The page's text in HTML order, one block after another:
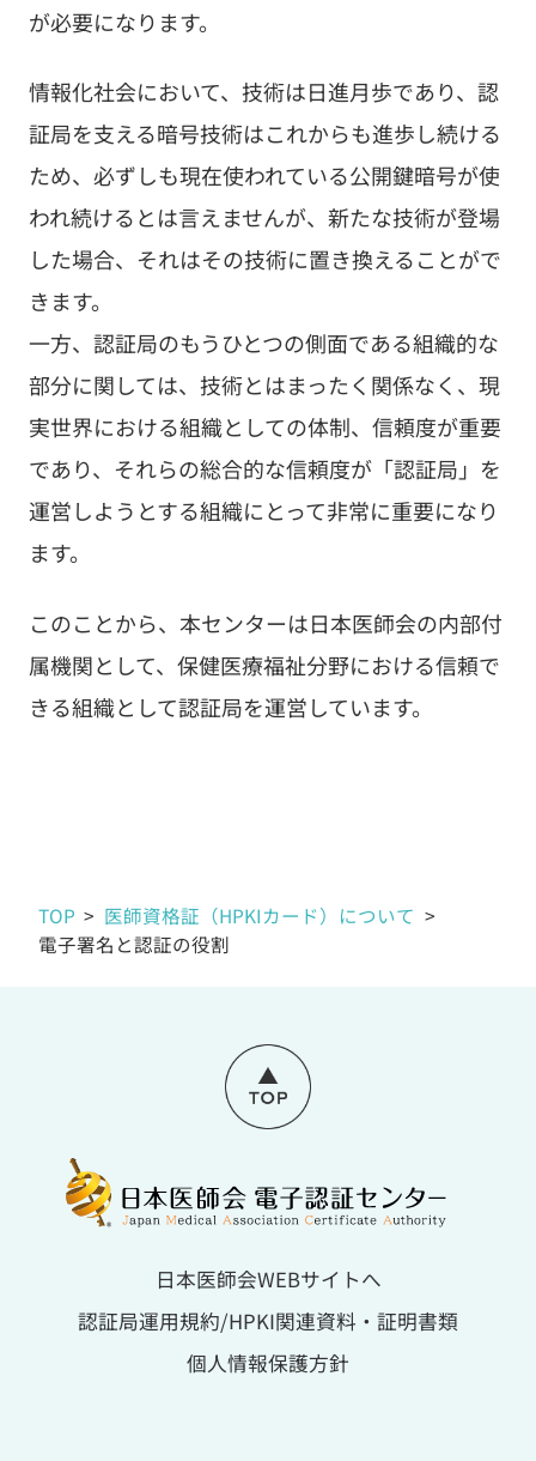
TOP > 医師資格証（HPKIカード）について >
電子署名と認証の役割
が必要になります。
情報化社会において、技術は日進月歩であり、認
証局を支える暗号技術はこれからも進歩し続ける
ため、必ずしも現在使われている公開鍵暗号が使
われ続けるとは言えませんが、新たな技術が登場
した場合、それはその技術に置き換えることがで
きます。
一方、認証局のもうひとつの側面である組織的な
部分に関しては、技術とはまったく関係なく、現
実世界における組織としての体制、信頼度が重要
であり、それらの総合的な信頼度が「認証局」を
運営しようとする組織にとって非常に重要になり
ます。
このことから、本センターは日本医師会の内部付
属機関として、保健医療福祉分野における信頼で
きる組織として認証局を運営しています。
日本医師会WEBサイトへ
認証局運用規約/HPKI関連資料・証明書類
個人情報保護方針